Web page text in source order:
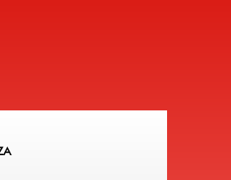
documenti ? Vai alla pagina della